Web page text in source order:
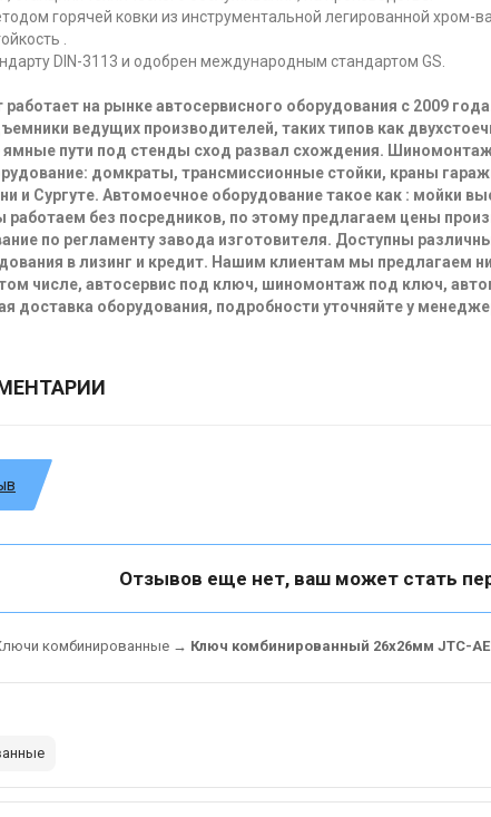
горячей ковки из инструментальной легированной хром-
.
DIN-3113 и одобрен международным стандартом GS.
работает на рынке автосервисного оборудования с 2009
ведущих производителей, таких типов как
пути под стенды сход развал схождения.
домкраты, трансмиссионные стойки, краны
и Сургуте. Автомоечное оборудование такое как : мойки
без посредников, по этому предлагаем цены
по регламенту завода изготовителя. Доступны
в лизинг и кредит. Нашим клиентам мы предлагаем
числе, автосервис под ключ, шиномонтаж под ключ,
доставка оборудования, подробности уточняйте у
Отзывов еще нет, ваш может стать
комбинированные → Ключ комбинированный 26х26мм JTC-